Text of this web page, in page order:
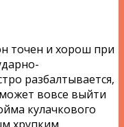
точен и хорош при
разбалтывается,
вовсе выйти
кулачкового